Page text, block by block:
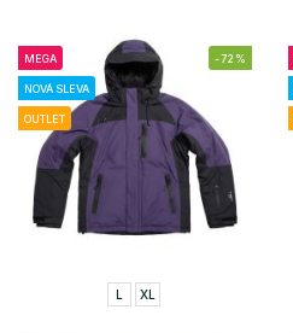
MEGA
NOVÁ SLEVA
OUTLET
-72%
L XL